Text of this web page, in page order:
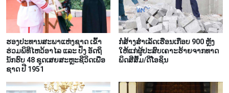
ຮອງ​ປະ​ທານ​ສະ​ພາ​ແຫ່ງ​ຊາດ ເຂົ້າ​
ຮ່ວມ​ພິ​ທີ​ໄຫວ້​ອາ​ໄລ ແລະ ປົ່ງ​ ອັດ​ຖິ​
ນັກ​ຮົບ​ 48 ຊຸດເສຍ​ສະຫຼະ​ຊີ​ວິດ​ເພື່ອ​
ຊາດ ປີ 1951
ກໍ່​ສ້າງ​ສຳ​ເລັດ​ເຮືອນເກືອບ 900 ຫຼັງ​
ໃຫ້​ແກ່​ຜູ້​ປະ​ສົບ​ເຄາ​ະ​ຮ້າຍ​ຈາກ​ທາດ​
ພິດ​ສີ​ສົ້ມ/ດີ​ໂອ​ຊິນ​